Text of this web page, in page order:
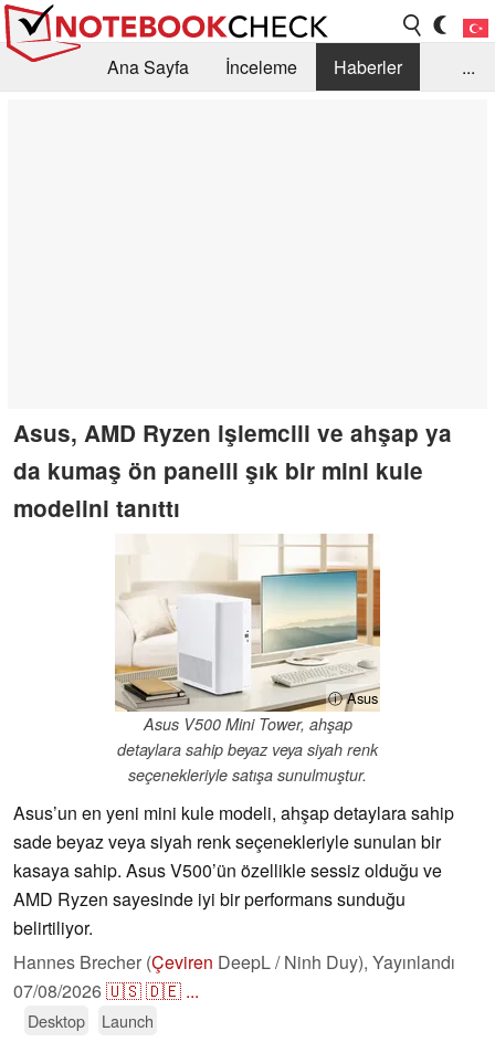
Ana Sayfa İnceleme
Haberler
...
Asus, AMD Ryzen işlemcili ve ahşap ya
da kumaş ön panelli şık bir mini kule
modelini tanıttı
ⓘ Asus
Asus V500 Mini Tower, ahşap
detaylara sahip beyaz veya siyah renk
seçenekleriyle satışa sunulmuştur.
Asus’un en yeni mini kule modeli, ahşap detaylara sahip
sade beyaz veya siyah renk seçenekleriyle sunulan bir
kasaya sahip. Asus V500’ün özellikle sessiz olduğu ve
AMD Ryzen sayesinde iyi bir performans sunduğu
belirtiliyor.
Hannes Brecher (Çeviren DeepL / Ninh Duy), Yayınlandı
07/08/2026🇺🇸🇩🇪 ...
Desktop Launch